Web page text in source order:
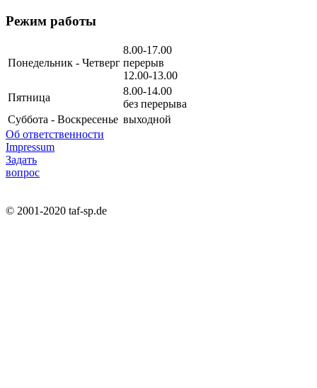
Режим работы
Понедельник - Четверг
8.00-17.00
перерыв
12.00-13.00
Пятница
8.00-14.00
без перерыва
Суббота - Воскресенье выходной
Об ответственности
Impressum
Задать
вопрос
© 2001-2020 taf-sp.de